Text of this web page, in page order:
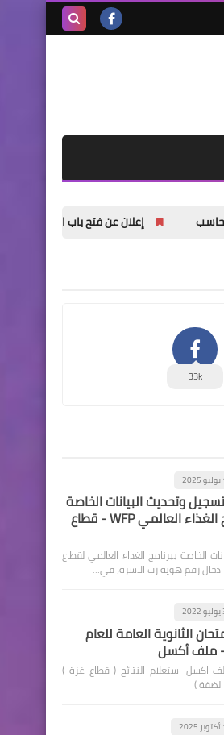
إعلان عن فتح باب التسجيل للشباب
33k
وتحديث البيانات الخاصة
ببرنامج الغذاء العالمي WFP - قطاع
الخاصة ببرنامج الغذاء العالمي لقطاع
رقم هوية رب الاسرة، في…
الثانوية العامة للعام
اكسل استعلام النتائج ( قطاع غزة )
)